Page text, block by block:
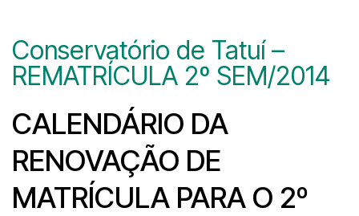
Conservatório de Tatuí –
REMATRÍCULA 2º SEM/2014
CALENDÁRIO DA
RENOVAÇÃO DE
MATRÍCULA PARA O 2º